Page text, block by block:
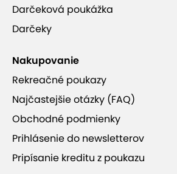
Darčeková poukážka
Darčeky
Nakupovanie
Rekreačné poukazy
Najčastejšie otázky (FAQ)
Obchodné podmienky
Prihlásenie do newsletterov
Pripísanie kreditu z poukazu